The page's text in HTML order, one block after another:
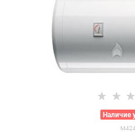
Наличие